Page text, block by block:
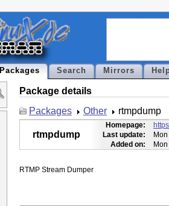
Packages Search Mirrors
Package details
Packages
Other rtmpdump
rtmpdump
Homepage:
Last update:
Added on: